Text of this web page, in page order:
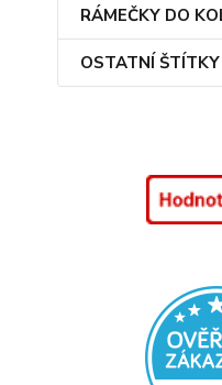
RÁMEČKY DO
OSTATNÍ ŠTÍTKY